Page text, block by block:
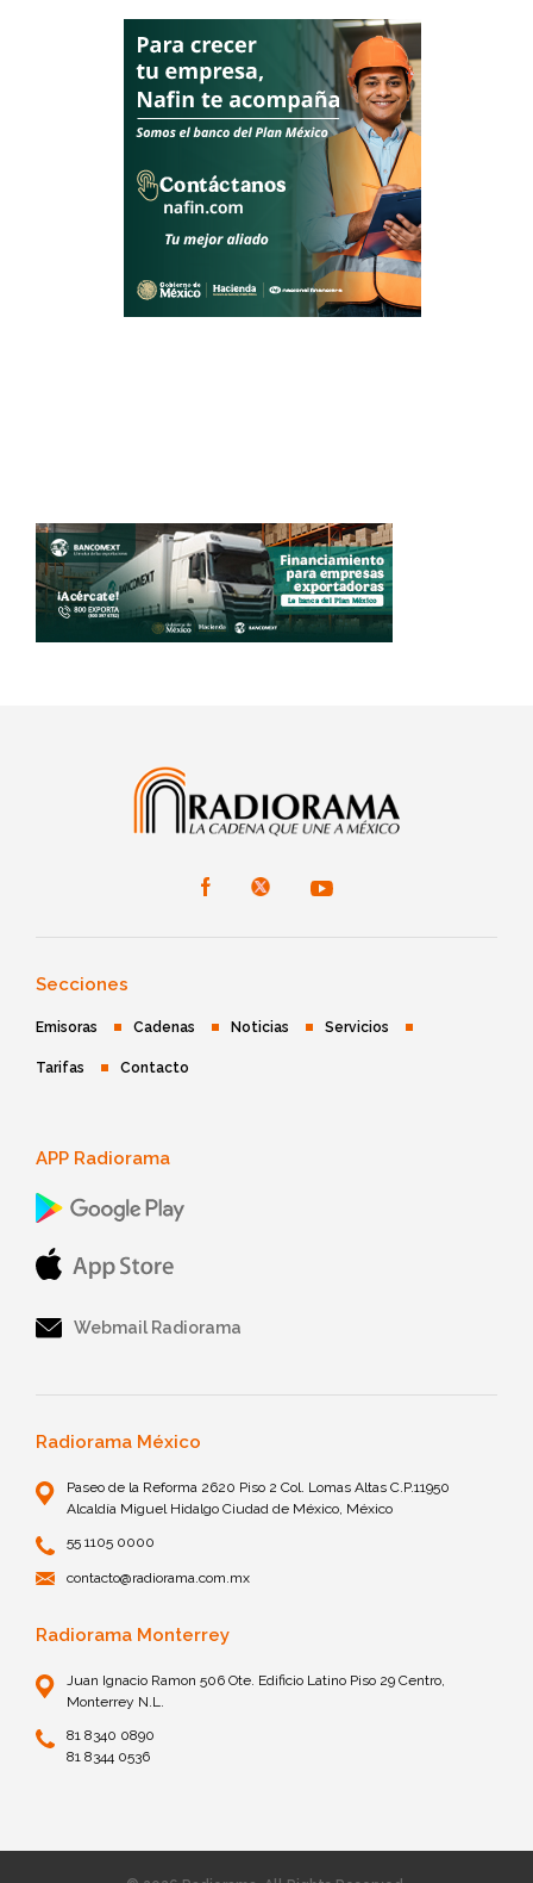
Secciones
Emisoras Cadenas Noticias Servicios
Tarifas Contacto
APP Radiorama
Webmail Radiorama
Radiorama México
Paseo de la Reforma 2620 Piso 2 Col. Lomas Altas C.P.11950
Alcaldía Miguel Hidalgo Ciudad de México, México
55 1105 0000
contacto@radiorama.com.mx
Radiorama Monterrey
Juan Ignacio Ramon 506 Ote. Edificio Latino Piso 29 Centro,
Monterrey N.L.
81 8340 0890
81 8344 0536